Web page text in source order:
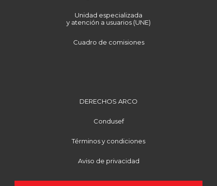
Unidad especializada
y atención a usuarios (UNE)
Cuadro de comisiones
DERECHOS ARCO
Condusef
Términos y condiciones
Aviso de privacidad